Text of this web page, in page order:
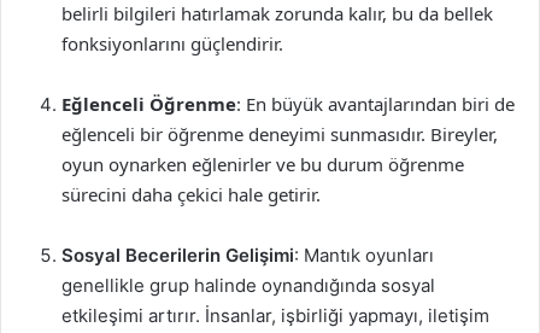
belirli bilgileri hatırlamak zorunda kalır, bu da bellek
fonksiyonlarını güçlendirir.
Eğlenceli Öğrenme: En büyük avantajlarından biri de
eğlenceli bir öğrenme deneyimi sunmasıdır. Bireyler,
oyun oynarken eğlenirler ve bu durum öğrenme
sürecini daha çekici hale getirir.
Sosyal Becerilerin Gelişimi: Mantık oyunları
genellikle grup halinde oynandığında sosyal
etkileşimi artırır. İnsanlar, işbirliği yapmayı, iletişim